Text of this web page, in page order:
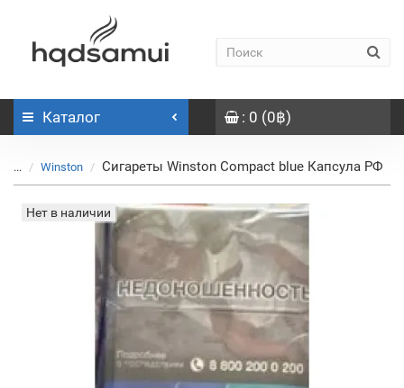
Каталог : 0 (0฿)
... Winston Сигареты Winston Compact blue Капсула РФ
Нет в наличии